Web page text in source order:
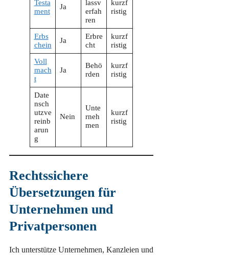
Testa
ment
Ja
lassv
erfah
ren
kurzf
ristig
Erbs
chein
Ja
Erbre
cht
kurzf
ristig
Voll
mach
t
Ja
Behö
rden
kurzf
ristig
Date
nsch
utzve
reinb
arun
g
Nein
Unte
rneh
men
kurzf
ristig
Rechtssichere
Übersetzungen für
Unternehmen und
Privatpersonen
Ich unterstütze Unternehmen, Kanzleien und